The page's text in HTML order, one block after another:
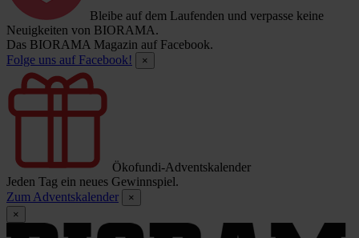
Bleibe auf dem Laufenden und verpasse keine
Neuigkeiten von BIORAMA.
Das BIORAMA Magazin auf Facebook.
Folge uns auf Facebook!
×
Ökofundi-Adventskalender
Jeden Tag ein neues Gewinnspiel.
Zum Adventskalender
×
×